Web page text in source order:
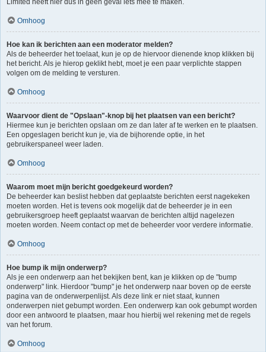
Limited heeft hier dus in geen geval iets mee te maken.
Omhoog
Hoe kan ik berichten aan een moderator melden?
Als de beheerder het toelaat, kun je op de hiervoor dienende knop klikken bij
het bericht. Als je hierop geklikt hebt, moet je een paar verplichte stappen
volgen om de melding te versturen.
Omhoog
Waarvoor dient de "Opslaan"-knop bij het plaatsen van een bericht?
Hiermee kun je berichten opslaan om ze dan later af te werken en te plaatsen.
Een opgeslagen bericht kun je, via de bijhorende optie, in het
gebruikerspaneel weer laden.
Omhoog
Waarom moet mijn bericht goedgekeurd worden?
De beheerder kan beslist hebben dat geplaatste berichten eerst nagekeken
moeten worden. Het is tevens ook mogelijk dat de beheerder je in een
gebruikersgroep heeft geplaatst waarvan de berichten altijd nagelezen
moeten worden. Neem contact op met de beheerder voor verdere informatie.
Omhoog
Hoe bump ik mijn onderwerp?
Als je een onderwerp aan het bekijken bent, kan je klikken op de "bump
onderwerp" link. Hierdoor "bump" je het onderwerp naar boven op de eerste
pagina van de onderwerpenlijst. Als deze link er niet staat, kunnen
onderwerpen niet gebumpt worden. Een onderwerp kan ook gebumpt worden
door een antwoord te plaatsen, maar hou hierbij wel rekening met de regels
van het forum.
Omhoog